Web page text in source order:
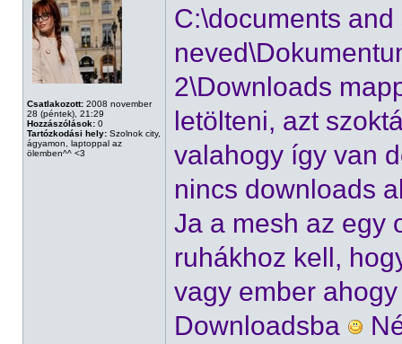
Csatlakozott: 2008 november
28 (péntek), 21:29
Hozzászólások: 0
Tartózkodási hely: Szolnok city,
ágyamon, laptoppal az
ölemben^^ <3
C:\documents
2\Downloads
letölteni, azt
valahogy így van
nincs downloads
Ja a mesh az egy
ruhákhoz kell,
vagy ember
Downloadsba